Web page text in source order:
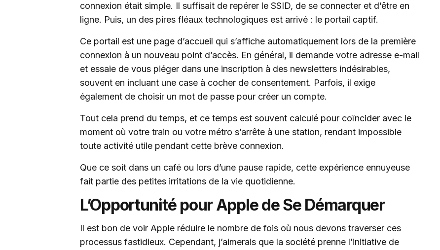
connexion était simple. Il suffisait de repérer le SSID, de se connecter et d’être en
ligne. Puis, un des pires fléaux technologiques est arrivé : le portail captif.
Ce portail est une page d’accueil qui s’affiche automatiquement lors de la première
connexion à un nouveau point d’accès. En général, il demande votre adresse e-mail
et essaie de vous piéger dans une inscription à des newsletters indésirables,
souvent en incluant une case à cocher de consentement. Parfois, il exige
également de choisir un mot de passe pour créer un compte.
Tout cela prend du temps, et ce temps est souvent calculé pour coïncider avec le
moment où votre train ou votre métro s’arrête à une station, rendant impossible
toute activité utile pendant cette brève connexion.
Que ce soit dans un café ou lors d’une pause rapide, cette expérience ennuyeuse
fait partie des petites irritations de la vie quotidienne.
L’Opportunité pour Apple de Se Démarquer
Il est bon de voir Apple réduire le nombre de fois où nous devons traverser ces
processus fastidieux. Cependant, j’aimerais que la société prenne l’initiative de